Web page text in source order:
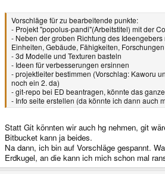
Vorschläge für zu bearbeitende punkte:
- Projekt "popolus-pandi"(Arbeitstitel) mit der
- Neben der groben Richtung des
Einheiten, Gebäude, Fähigkeiten,
- 3d Modelle und Texturen basteln
- Ideen für verbesserungen ersinnen
- projektleiter bestimmen (Vorschlag: Kaworu
noch ein 2. da)
- git-repo bei ED beantragen, könnte das
- Info seite erstellen (da könnte ich dann auch
Statt Git könnten wir auch hg nehmen, git
Bitbucket kann ja beides.
Na dann, ich bin auf Vorschläge gespannt.
Erdkugel, an die kann ich mich schon mal